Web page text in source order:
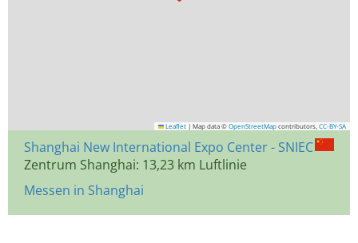
Leaflet | Map data © OpenStreetMap contributors, CC-BY-SA
Shanghai New International Expo Center - SNIEC
Zentrum Shanghai: 13,23 km Luftlinie
Messen in Shanghai